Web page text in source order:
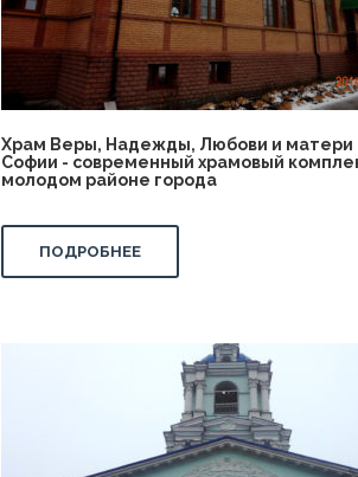
Храм Веры, Надежды, Любови и матери
Софии - современный храмовый
молодом районе города
ПОДРОБНЕЕ